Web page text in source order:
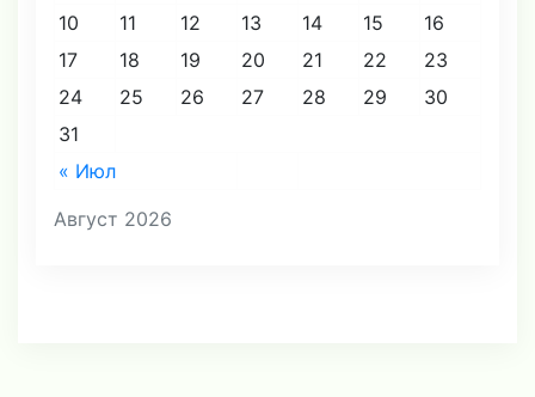
Август 2026
« Июл
10
11 12 13 14 15
16
17
18 19 20 21 22
23
24
25 26 27 28 29
30
31